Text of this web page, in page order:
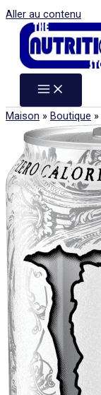
Aller au contenu
Maison » Boutique »